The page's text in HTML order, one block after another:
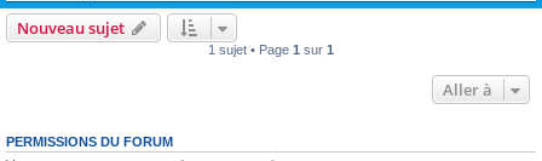
Nouveau sujet
1 sujet • Page 1 sur 1
Aller à
PERMISSIONS DU FORUM